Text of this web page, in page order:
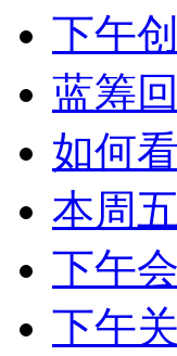
下午
蓝筹
如何
本周
下午
下午